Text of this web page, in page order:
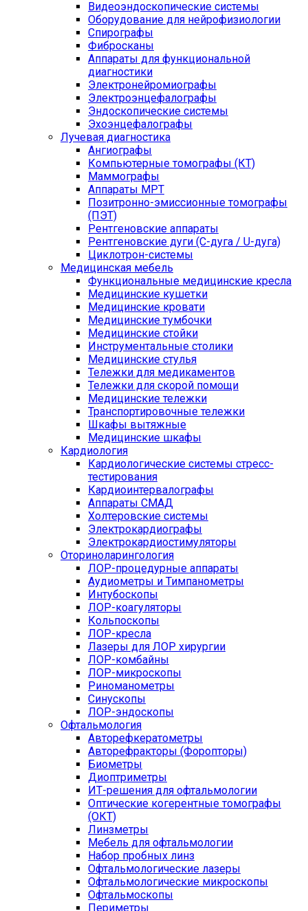
Видеоэндоскопические системы
Оборудование для нейрофизиологии
Спирографы
Фибросканы
Аппараты для функциональной
диагностики
Электронейромиографы
Электроэнцефалографы
Эндоскопические системы
Эхоэнцефалографы
Лучевая диагностика
Ангиографы
Компьютерные томографы (КТ)
Маммографы
Аппараты МРТ
Позитронно-эмиссионные томографы
(ПЭТ)
Рентгеновские аппараты
Рентгеновские дуги (С-дуга / U-дуга)
Циклотрон-системы
Медицинская мебель
Функциональные медицинские кресла
Медицинские кушетки
Медицинские кровати
Медицинские тумбочки
Медицинские стойки
Инструментальные столики
Медицинские стулья
Тележки для медикаментов
Тележки для скорой помощи
Медицинские тележки
Транспортировочные тележки
Шкафы вытяжные
Медицинские шкафы
Кардиология
Кардиологические системы стресс-
тестирования
Кардиоинтервалографы
Аппараты СМАД
Холтеровские системы
Электрокардиографы
Электрокардиостимуляторы
Оториноларингология
ЛОР-процедурные аппараты
Аудиометры и Тимпанометры
Интубоскопы
ЛОР-коагуляторы
Кольпоскопы
ЛОР-кресла
Лазеры для ЛОР хирургии
ЛОР-комбайны
ЛОР-микроскопы
Риноманометры
Синускопы
ЛОР-эндоскопы
Офтальмология
Авторефкератометры
Авторефракторы (Форопторы)
Биометры
Диоптриметры
ИТ-решения для офтальмологии
Оптические когерентные томографы
(ОКТ)
Линзметры
Мебель для офтальмологии
Набор пробных линз
Офтальмологические лазеры
Офтальмологические микроскопы
Офтальмоскопы
Периметры